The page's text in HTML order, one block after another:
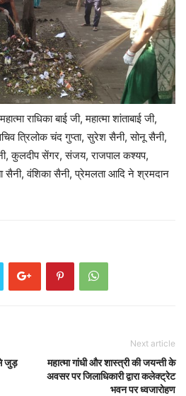
राधिका बाई जी, महात्मा शांताबाई जी,
त्रिलोक चंद गुप्ता, सुरेश सैनी, सोनू सैनी,
कुलदीप सेंगर, संजय, राजपाल कश्यप,
सैनी, वंशिका सैनी, प्रेमलता आदि ने श्रमदान
जुड़
Next article
महात्मा गांधी और शास्त्री की जयन्ती के
अवसर पर जिलाधिकारी द्वारा कलेक्ट्रेट
भवन पर ध्वजारोहण